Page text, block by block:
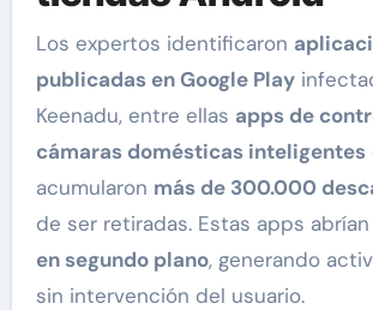
Los expertos identificaron
publicadas en Google Play
Keenadu, entre ellas apps de
cámaras domésticas inteligentes
acumularon más de 300.000
de ser retiradas. Estas apps abrían
en segundo plano, generando
sin intervención del usuario.